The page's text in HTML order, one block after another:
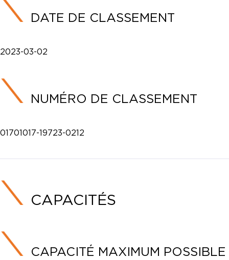
DATE DE CLASSEMENT
2023-03-02
NUMÉRO DE CLASSEMENT
01701017-19723-0212
CAPACITÉS
CAPACITÉ MAXIMUM POSSIBLE